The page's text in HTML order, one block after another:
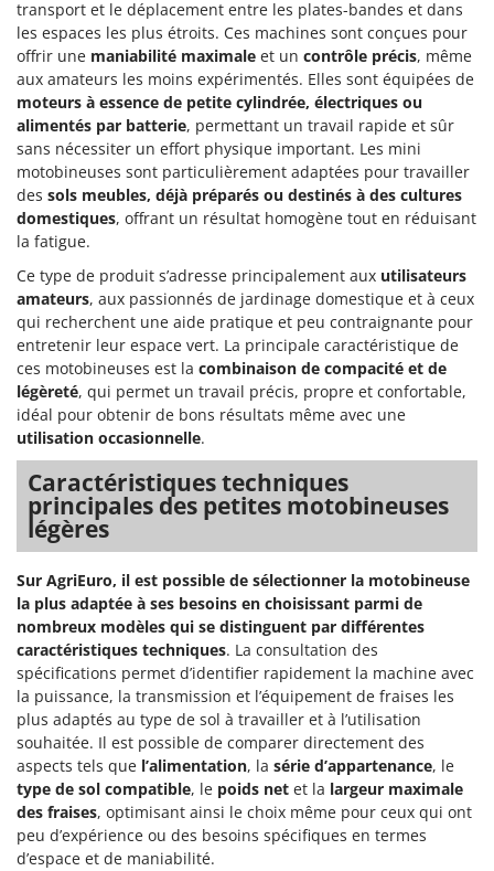
transport et le déplacement entre les plates-bandes et dans
les espaces les plus étroits. Ces machines sont conçues pour
offrir une maniabilité maximale et un contrôle précis, même
aux amateurs les moins expérimentés. Elles sont équipées de
moteurs à essence de petite cylindrée, électriques ou
alimentés par batterie, permettant un travail rapide et sûr
sans nécessiter un effort physique important. Les mini
motobineuses sont particulièrement adaptées pour travailler
des sols meubles, déjà préparés ou destinés à des cultures
domestiques, offrant un résultat homogène tout en réduisant
la fatigue.
Ce type de produit s’adresse principalement aux utilisateurs
amateurs, aux passionnés de jardinage domestique et à ceux
qui recherchent une aide pratique et peu contraignante pour
entretenir leur espace vert. La principale caractéristique de
ces motobineuses est la combinaison de compacité et de
légèreté, qui permet un travail précis, propre et confortable,
idéal pour obtenir de bons résultats même avec une
utilisation occasionnelle.
Caractéristiques techniques
principales des petites motobineuses
légères
Sur AgriEuro, il est possible de sélectionner la motobineuse
la plus adaptée à ses besoins en choisissant parmi de
nombreux modèles qui se distinguent par différentes
caractéristiques techniques. La consultation des
spécifications permet d’identifier rapidement la machine avec
la puissance, la transmission et l’équipement de fraises les
plus adaptés au type de sol à travailler et à l’utilisation
souhaitée. Il est possible de comparer directement des
aspects tels que l’alimentation, la série d’appartenance, le
type de sol compatible, le poids net et la largeur maximale
des fraises, optimisant ainsi le choix même pour ceux qui ont
peu d’expérience ou des besoins spécifiques en termes
d’espace et de maniabilité.